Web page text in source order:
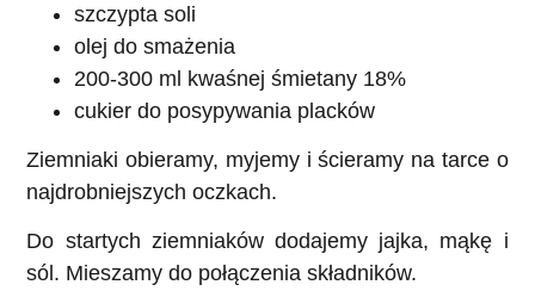
szczypta soli
olej do smażenia
200-300 ml kwaśnej śmietany 18%
cukier do posypywania placków
Ziemniaki obieramy, myjemy i ścieramy na tarce o
najdrobniejszych oczkach.
Do startych ziemniaków dodajemy jajka, mąkę i
sól. Mieszamy do połączenia składników.